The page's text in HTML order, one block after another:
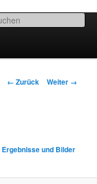
Termine
Bilder-
← Zurück Weiter →
Ergebnisse und Bilder